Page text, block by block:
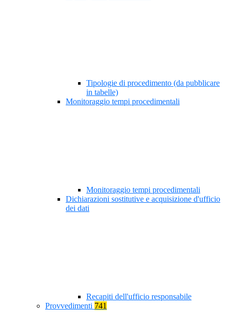
Tipologie di procedimento (da pubblicare
in tabelle)
Monitoraggio tempi procedimentali
Monitoraggio tempi procedimentali
Dichiarazioni sostitutive e acquisizione d'ufficio
dei dati
Recapiti dell'ufficio responsabile
Provvedimenti 741